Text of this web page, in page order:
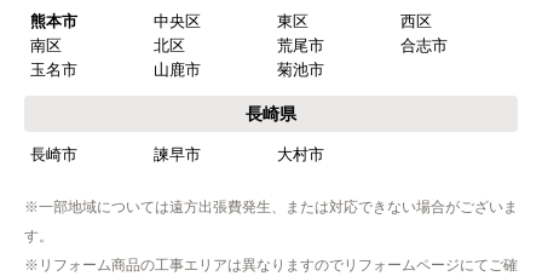
熊本市 中央区 東区
西区
南区
北区 荒尾市
合志市
玉名市
山鹿市 菊池市
長崎県
長崎市 諫早市 大村市
※一部地域については遠方出張費発生、または対応できない場合がございま
す。
※リフォーム商品の工事エリアは異なりますのでリフォームページにてご確